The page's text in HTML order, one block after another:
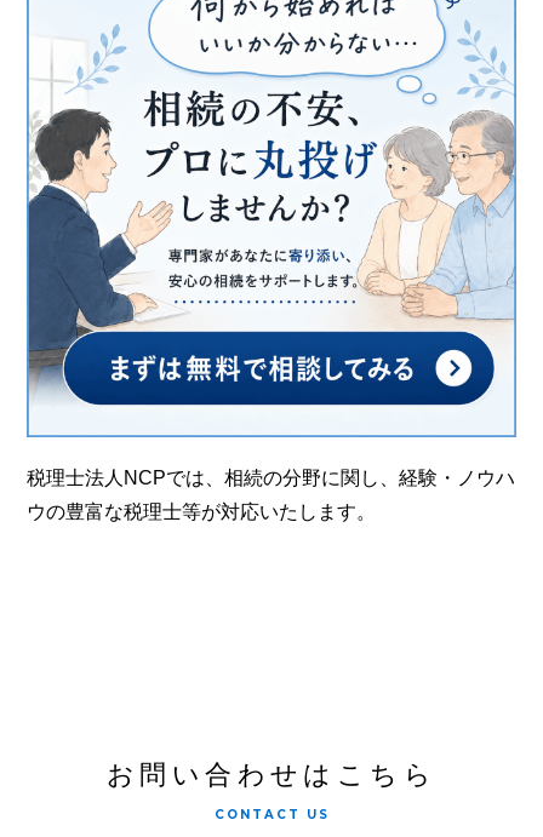
税理士法人NCPでは、相続の分野に関し、経験・ノウハ
ウの豊富な税理士等が対応いたします。
お問い合わせはこちら
CONTACT US